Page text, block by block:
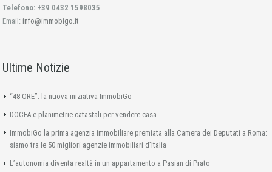
Telefono: +39 0432 1598035
Email: info@immobigo.it
Ultime Notizie
“48 ORE”: la nuova iniziativa ImmobiGo
DOCFA e planimetrie catastali per vendere casa
ImmobiGo la prima agenzia immobiliare premiata alla Camera dei Deputati a Roma:
siamo tra le 50 migliori agenzie immobiliari d’Italia
L’autonomia diventa realtà in un appartamento a Pasian di Prato